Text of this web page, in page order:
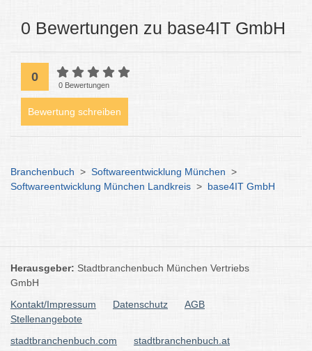
0 Bewertungen zu base4IT GmbH
0
0 Bewertungen
Bewertung schreiben
Branchenbuch > Softwareentwicklung München >
Softwareentwicklung München Landkreis > base4IT GmbH
Herausgeber: Stadtbranchenbuch München Vertriebs
GmbH
Kontakt/Impressum
Datenschutz
AGB
Stellenangebote
stadtbranchenbuch.com
stadtbranchenbuch.at